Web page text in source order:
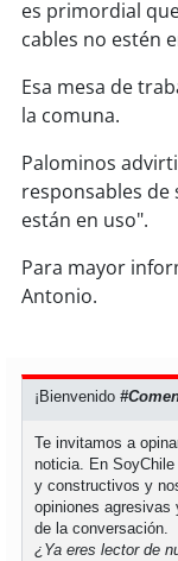
soy
soycoronel
soyarauco
soytemuco
soy valdivia
soy
soy chiloé
es primordial
cables no estén
Esa mesa de
la comuna.
Palominos
responsables de
están en uso".
Para mayor
Antonio.
¡Bienvenido
Te invitamos a
noticia. En
y constructivos y
opiniones
de la conversación.
¿Ya eres lector de